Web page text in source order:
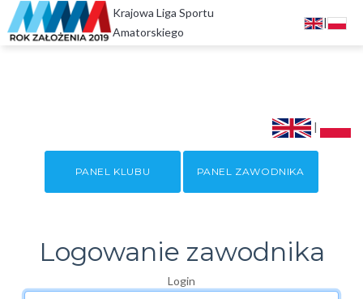
Krajowa Liga Sportu
Amatorskiego
|
|
PANEL KLUBU PANEL ZAWODNIKA
Logowanie zawodnika
Login